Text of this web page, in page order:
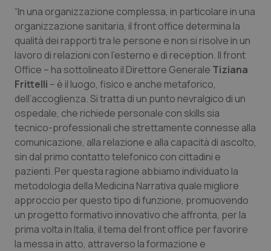
Emilia-Romagna
Friuli Venezia Giulia
Lazio
Liguria
Lombardia
Marche
Molise
Piemonte
Colesterolo & coronaropatie
Dermatite Atopica
Diabete & glucometri
Disturbi dell’umore
Dolore
Donna & Salute
Epatiti
HIV
“In una organizzazione complessa, in particolare in una
organizzazione sanitaria, il front office determina la
qualità dei rapporti tra le persone e non si risolve in un
lavoro di relazioni con l’esterno e di reception. Il front
Office – ha sottolineato il Direttore Generale Tiziana
Frittelli – è il luogo, fisico e anche metaforico,
dell’accoglienza. Si tratta di un punto nevralgico di un
ospedale, che richiede personale con skills sia
tecnico-professionali che strettamente connesse alla
comunicazione, alla relazione e alla capacità di ascolto,
sin dal primo contatto telefonico con cittadini e
pazienti. Per questa ragione abbiamo individuato la
metodologia della Medicina Narrativa quale migliore
approccio per questo tipo di funzione, promuovendo
un progetto formativo innovativo che affronta, per la
prima volta in Italia, il tema del front office per favorire
la messa in atto, attraverso la formazione e